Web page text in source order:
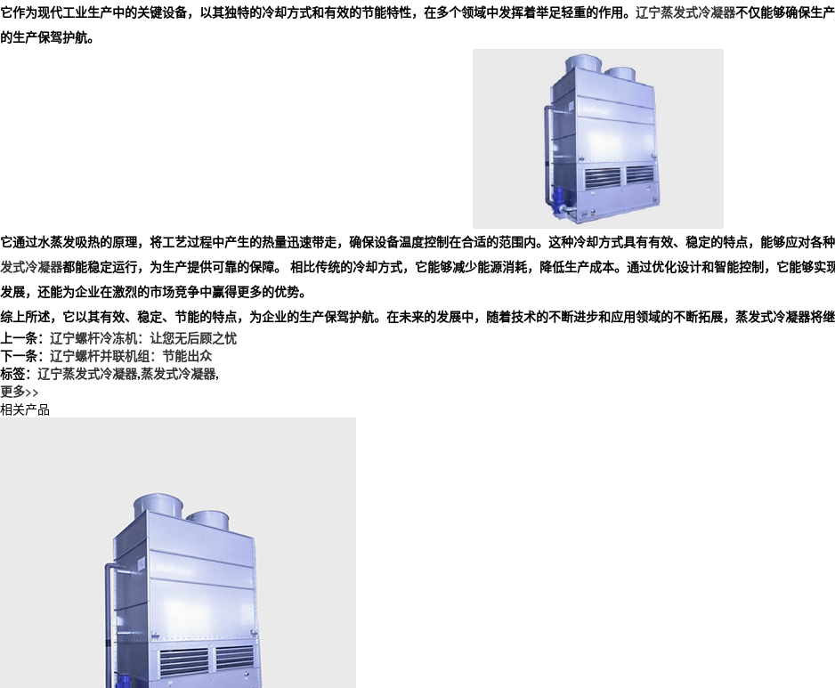
它作为现代工业生产中的关键设备，以其独特的冷却方式和有效的节能特性，在多个领域中发挥着举足轻重的作用。 辽宁蒸发式冷凝器不仅能够确保生
的生产保驾护航。
它通过水蒸发吸热的原理，将工艺过程中产生的热量迅速带走，确保设备温度控制在合适的范围内。这种冷却方式具有有效、稳定的特点，能够应对各
发式冷凝器都能稳定运行，为生产提供可靠的保障。 相比传统的冷却方式，它能够减少能源消耗，降低生产成本。通过优化设计和智能控制，它能够
发展，还能为企业在激烈的市场竞争中赢得更多的优势。
综上所述，它以其有效、稳定、节能的特点，为企业的生产保驾护航。在未来的发展中，随着技术的不断进步和应用领域的不断拓展，蒸发式冷凝器将
上一条： 辽宁螺杆冷冻机：让您无后顾之忧
下一条： 辽宁螺杆并联机组：节能出众
标签： 辽宁蒸发式冷凝器,蒸发式冷凝器,
更多>>
相关产品